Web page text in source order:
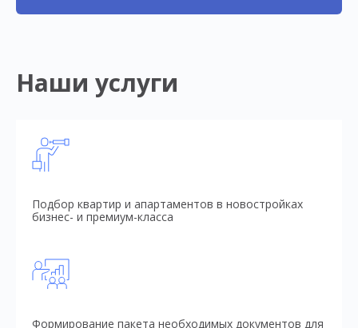
Наши услуги
Подбор квартир и апартаментов в новостройках
бизнес- и премиум-класса
Формирование пакета необходимых документов для